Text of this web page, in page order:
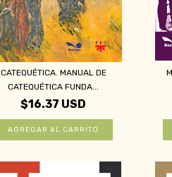
CATEQUÉTICA. MANUAL DE
CATEQUÉTICA FUNDA...
$16.37 USD